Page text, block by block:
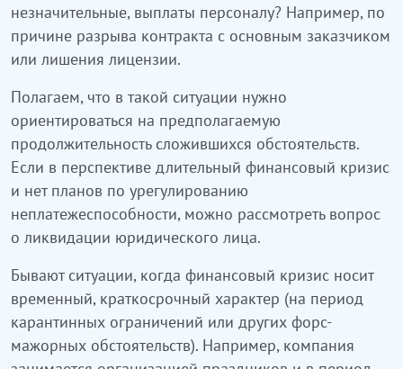
незначительные, выплаты персоналу? Например, по
причине разрыва контракта с основным заказчиком
или лишения лицензии.
Полагаем, что в такой ситуации нужно
ориентироваться на предполагаемую
продолжительность сложившихся обстоятельств.
Если в перспективе длительный финансовый кризис
и нет планов по урегулированию
неплатежеспособности, можно рассмотреть вопрос
о ликвидации юридического лица.
Бывают ситуации, когда финансовый кризис носит
временный, краткосрочный характер (на период
карантинных ограничений или других форс-
мажорных обстоятельств). Например, компания